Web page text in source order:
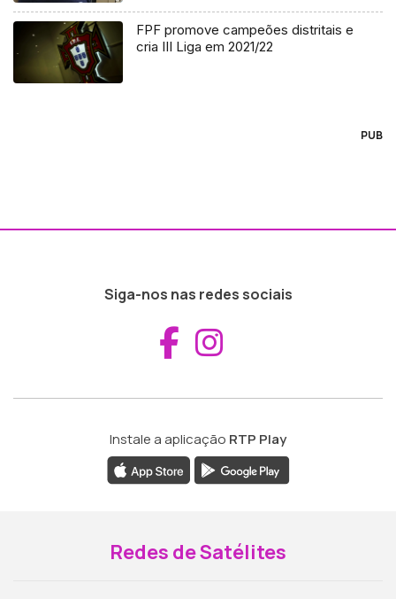
FPF promove campeões distritais e
cria III Liga em 2021/22
PUB
Siga-nos nas redes sociais
Aceder ao
Instale a aplicação RTP Play
Redes de Satélites